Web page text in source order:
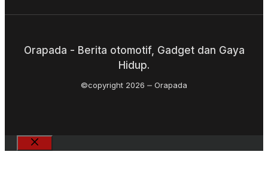
Orapada - Berita otomotif, Gadget dan Gaya
Hidup.
©copyright 2026 Orapada
Close